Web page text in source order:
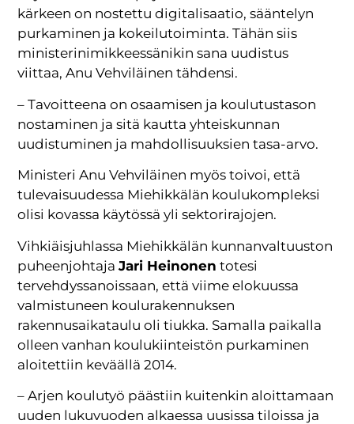
kärkeen on nostettu digitalisaatio, sääntelyn
purkaminen ja kokeilutoiminta. Tähän siis
ministerinimikkeessänikin sana uudistus
viittaa, Anu Vehviläinen tähdensi.
– Tavoitteena on osaamisen ja koulutustason
nostaminen ja sitä kautta yhteiskunnan
uudistuminen ja mahdollisuuksien tasa-arvo.
Ministeri Anu Vehviläinen myös toivoi, että
tulevaisuudessa Miehikkälän koulukompleksi
olisi kovassa käytössä yli sektorirajojen.
Vihkiäisjuhlassa Miehikkälän kunnanvaltuuston
puheenjohtajaJari Heinonen totesi
tervehdyssanoissaan, että viime elokuussa
valmistuneen koulurakennuksen
rakennusaikataulu oli tiukka. Samalla paikalla
olleen vanhan koulukiinteistön purkaminen
aloitettiin keväällä 2014.
– Arjen koulutyö päästiin kuitenkin aloittamaan
uuden lukuvuoden alkaessa uusissa tiloissa ja